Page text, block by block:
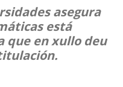
asegura
está
que en xullo deu